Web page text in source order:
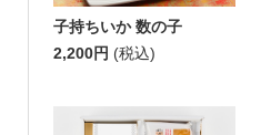
子持ちいか 数の子
2,200円 (税込)